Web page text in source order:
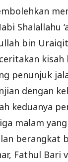
Shalallahu
bin
penunjuk
dengan
keduanya
malam
berangkat
Fathul Bari